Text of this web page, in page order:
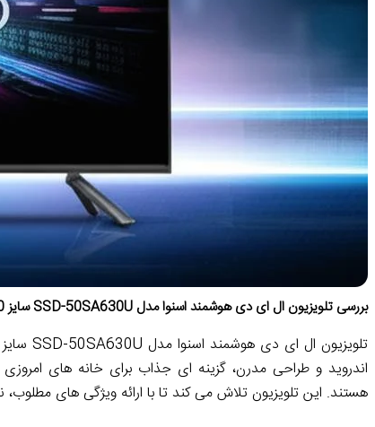
بررسی تلویزیون ال ای دی هوشمند اسنوا مدل SSD-50SA630U سایز 50 اینچ
اندروید و طراحی مدرن، گزینه ای جذاب برای خانه های
هستند. این تلویزیون تلاش می کند تا با ارائه ویژگی های مطلوب،